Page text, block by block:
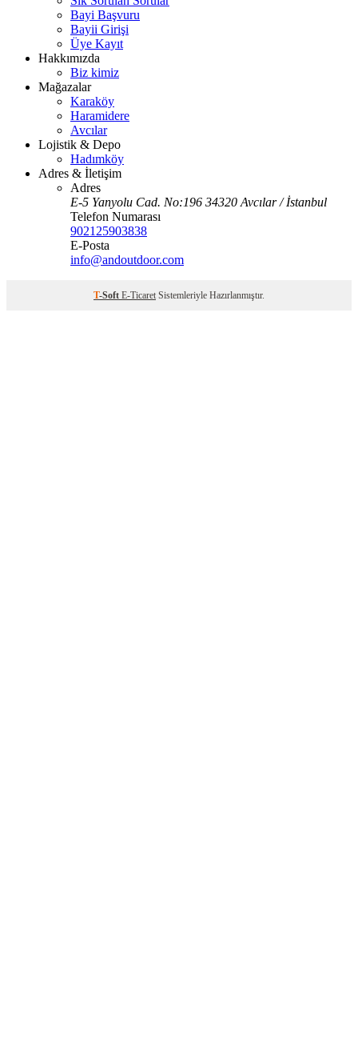
Bayi Başvuru
Bayii Girişi
Üye Kayıt
Hakkımızda
Biz kimiz
Mağazalar
Karaköy
Haramidere
Avcılar
Lojistik & Depo
Hadımköy
Adres & İletişim
Adres
E-5 Yanyolu Cad. No:196 34320 Avcılar / İstanbul
Telefon Numarası
902125903838
E-Posta
info@andoutdoor.com
T-Soft E-Ticaret Sistemleriyle Hazırlanmıştır.